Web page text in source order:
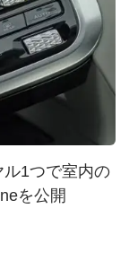
1つで室内の
を公開